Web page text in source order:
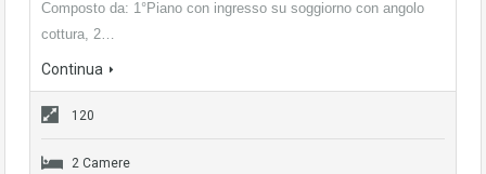
Composto da: 1°Piano con ingresso su soggiorno con angolo
cottura, 2…
Continua
120
2 Camere